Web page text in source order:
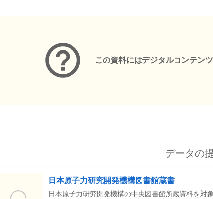
この資料にはデジタルコンテン
データの
日本原子力研究開発機構図書館蔵書
日本原子力研究開発機構の中央図書館所蔵資料を対